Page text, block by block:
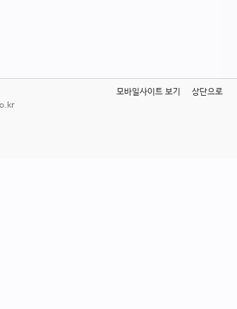
상단으로
모바일사이트 보기